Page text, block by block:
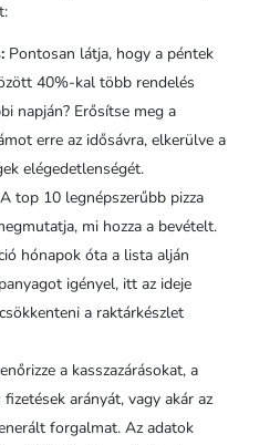
Pontosan látja, hogy a péntek
40%-kal több rendelés
napján? Erősítse meg a
erre az idősávra, elkerülve a
elégedetlenségét.
top 10 legnépszerűbb pizza
mi hozza a bevételt.
hónapok óta a lista alján
igényel, itt az ideje
a raktárkészlet
a kasszazárásokat, a
arányát, vagy akár az
forgalmat. Az adatok